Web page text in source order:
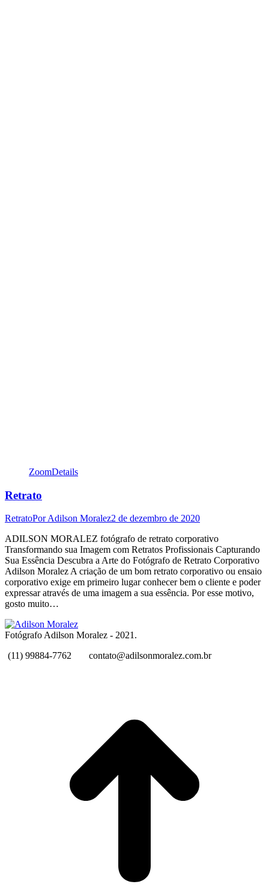
ZoomDetails
Retrato
RetratoPorAdilson Moralez2 de dezembro de 2020
ADILSON MORALEZ fotógrafo de retrato corporativo
Transformando sua Imagem com Retratos Profissionais Capturando
Sua Essência Descubra a Arte do Fotógrafo de Retrato Corporativo
Adilson Moralez A criação de um bom retrato corporativo ou ensaio
corporativo exige em primeiro lugar conhecer bem o cliente e poder
expressar através de uma imagem a sua essência. Por esse motivo,
gosto muito…
Fotógrafo Adilson Moralez - 2021.
(11) 99884-7762
contato@adilsonmoralez.com.br